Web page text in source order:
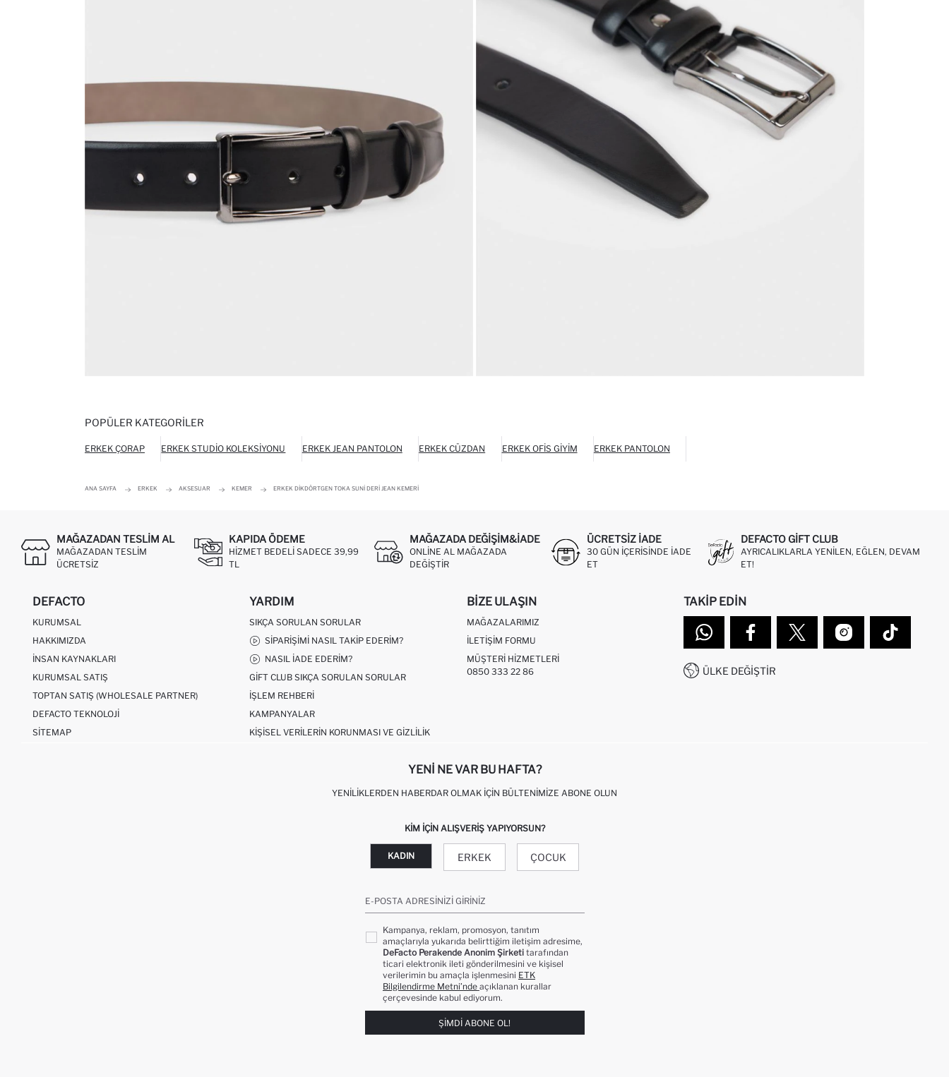
POPÜLER KATEGORILER
ERKEK ÇORAP ERKEK STUDIO KOLEKSIYONU ERKEK JEAN PANTOLON ERKEK CÜZDAN ERKEK OFIS GIYIM ERKEK PANTOLON
ANA SAYFA ERKEK AKSESUAR KEMER ERKEK DIKDÖRTGEN TOKA SUNI DERI JEAN KEMERI
MAĞAZADAN TESLIM AL
MAĞAZADAN TESLIM
ÜCRETSIZ
KAPIDA ÖDEME
HIZMET BEDELI SADECE 39,99
TL
MAĞAZADA DEĞIŞIM&İADE
ONLINE AL MAĞAZADA
DEĞIŞTIR
ÜCRETSIZ IADE
30 GÜN IÇERISINDE IADE
ET
DEFACTO GIFT CLUB
AYRICALIKLARLA YENILEN, EĞLEN, DEVAM
ET!
DEFACTO
KURUMSAL
HAKKIMIZDA
İNSAN KAYNAKLARI
KURUMSAL SATIŞ
TOPTAN SATIŞ (WHOLESALE PARTNER)
DEFACTO TEKNOLOJI
SITEMAP
YARDIM
SIKÇA SORULAN SORULAR
SIPARIŞIMI NASIL TAKIP EDERIM?
NASIL İADE EDERIM?
GIFT CLUB SIKÇA SORULAN SORULAR
İŞLEM REHBERI
KAMPANYALAR
KIŞISEL VERILERIN KORUNMASI VE GIZLILIK
BIZE ULAŞIN
MAĞAZALARIMIZ
İLETIŞIM FORMU
MÜŞTERI HIZMETLERI
0850 333 22 86
TAKIP EDIN
ÜLKE DEĞIŞTIR
YENI NE VAR BU HAFTA?
YENILIKLERDEN HABERDAR OLMAK İÇIN BÜLTENIMIZE ABONE OLUN
KIM IÇIN ALIŞVERIŞ YAPIYORSUN?
KADIN ERKEK ÇOCUK
E-POSTA ADRESINIZI GIRINIZ
Kampanya, reklam, promosyon, tanıtım
amaçlarıyla yukarıda belirttiğim iletişim adresime,
DeFacto Perakende Anonim Şirketi tarafından
ticari elektronik ileti gönderilmesini ve kişisel
verilerimin bu amaçla işlenmesini ETK
Bilgilendirme Metni’nde açıklanan kurallar
çerçevesinde kabul ediyorum.
ŞIMDI ABONE OL!